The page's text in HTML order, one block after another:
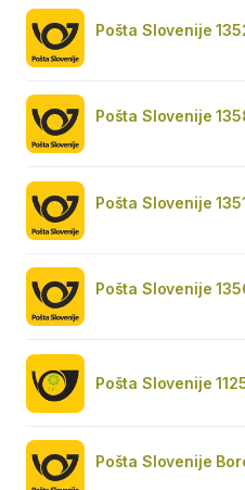
Pošta Slovenije
Pošta Slovenije
Pošta Slovenije
Pošta Slovenije
Pošta Slovenije
Pošta Slovenije